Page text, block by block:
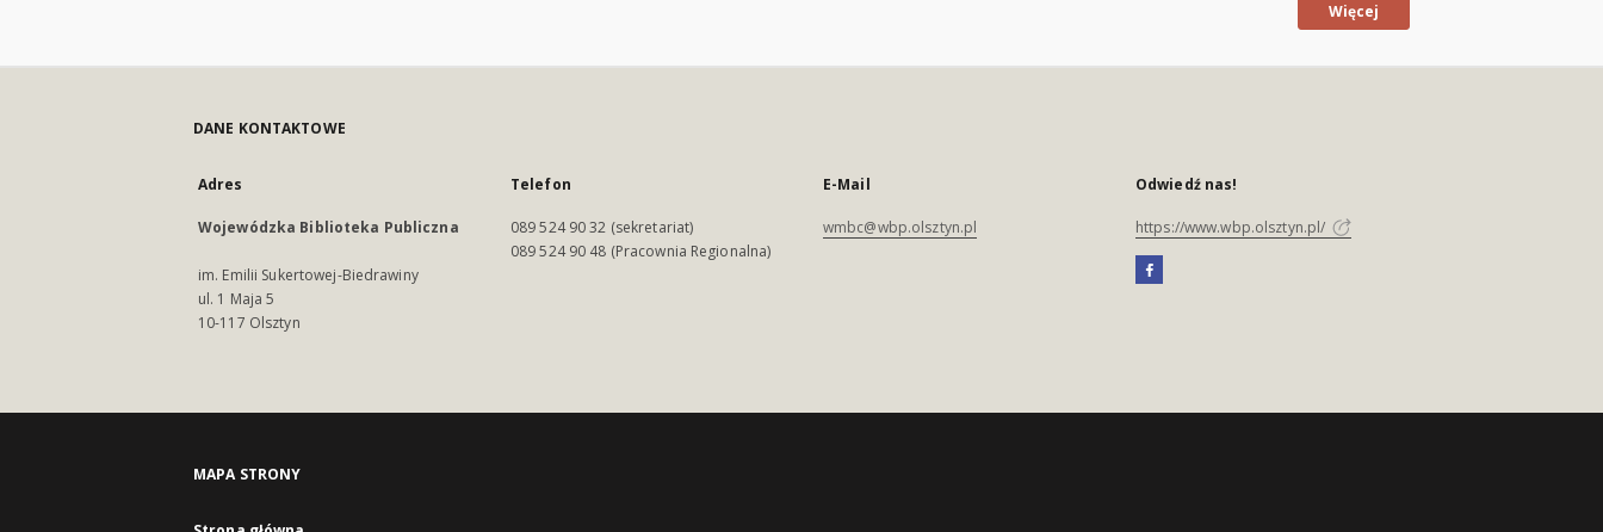
Więcej
DANE KONTAKTOWE
Adres
Wojewódzka Biblioteka Publiczna
im. Emilii Sukertowej-Biedrawiny
ul. 1 Maja 5
10-117 Olsztyn
Telefon
089 524 90 32 (sekretariat)
089 524 90 48 (Pracownia Regionalna)
E-Mail
wmbc@wbp.olsztyn.pl
Odwiedź nas!
https://www.wbp.olsztyn.pl/
MAPA STRONY